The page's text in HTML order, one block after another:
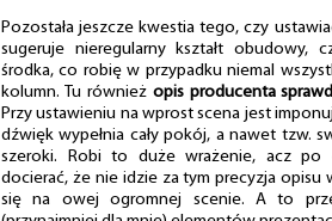
Pozostała jeszcze kwestia tego, czy
sugeruje nieregularny kształt obudowy,
środka, co robię w przypadku niemal
kolumn. Tu również opis producenta
Przy ustawieniu na wprost scena jest
dźwięk wypełnia cały pokój, a nawet tzw.
szeroki. Robi to duże wrażenie, acz po
docierać, że nie idzie za tym precyzja opisu
się na owej ogromnej scenie. A to